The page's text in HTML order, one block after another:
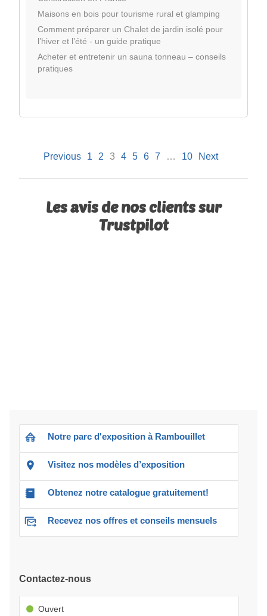
Maisons en bois pour tourisme rural et glamping
Comment préparer un Chalet de jardin isolé pour
l’hiver et l’été - un guide pratique
Acheter et entretenir un sauna tonneau – conseils
pratiques
Previous 1 2 3 4 5 6 7 … 10 Next
Les avis de nos clients sur
Trustpilot
Notre parc d'exposition à Rambouillet
Visitez nos modèles d’exposition
Obtenez notre catalogue gratuitement!
Recevez nos offres et conseils mensuels
Contactez-nous
Ouvert